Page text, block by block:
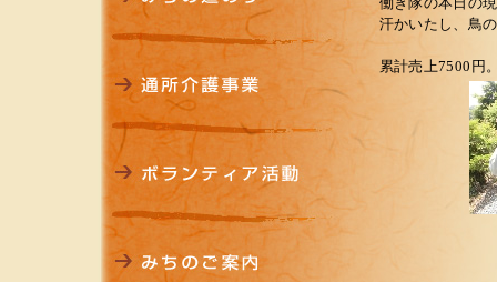
働き隊の本日の
汗かいたし、鳥
累計売上7500円